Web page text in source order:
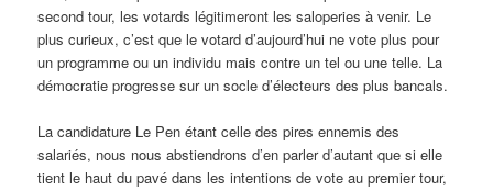
second tour, les votards légitimeront les saloperies à venir. Le
plus curieux, c’est que le votard d’aujourd’hui ne vote plus pour
un programme ou un individu mais contre un tel ou une telle. La
démocratie progresse sur un socle d’électeurs des plus bancals.
La candidature Le Pen étant celle des pires ennemis des
salariés, nous nous abstiendrons d’en parler d’autant que si elle
tient le haut du pavé dans les intentions de vote au premier tour,